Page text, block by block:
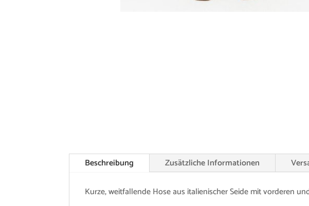
Beschreibung Zusätzliche Informationen
Kurze, weitfallende Hose aus italienischer Seide mit vorderen